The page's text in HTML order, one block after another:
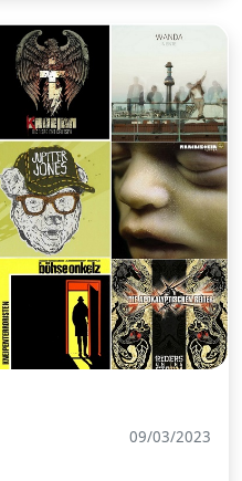
09/03/2023